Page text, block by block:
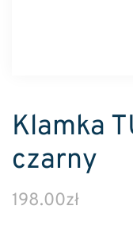
Klamka
czarny
198.00zł